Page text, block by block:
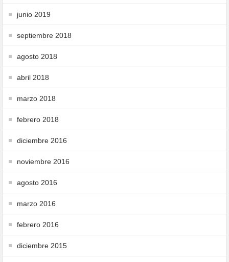
junio 2019
septiembre 2018
agosto 2018
abril 2018
marzo 2018
febrero 2018
diciembre 2016
noviembre 2016
agosto 2016
marzo 2016
febrero 2016
diciembre 2015